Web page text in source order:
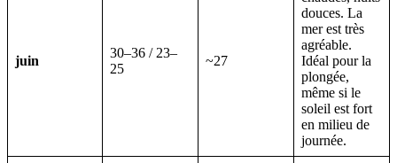
juin
30–36 / 23–
25
~27
douces. La
mer est très
agréable.
Idéal pour la
plongée,
même si le
soleil est fort
en milieu de
journée.